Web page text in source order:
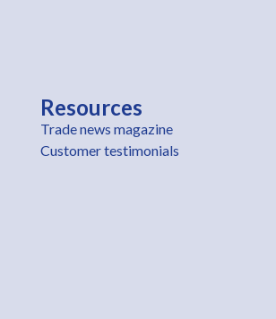
Resources
Trade news magazine
Customer testimonials